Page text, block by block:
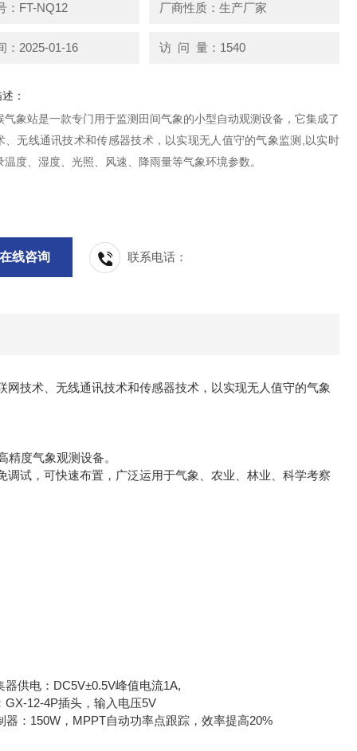
：FT-NQ12 厂商性质：生产厂家
：2025-01-16 访 问 量：1540
：
气象站是一款专门用于监测田间气象的小型自动观测设备，它集成了
、无线通讯技术和传感器技术，以实现无人值守的气象监测,以实时
温度、湿度、光照、风速、降雨量等气象环境参数。
在线咨询 联系电话：
技术、无线通讯技术和传感器技术，以实现无人值守的气象
度气象观测设备。
试，可快速布置，广泛运用于气象、农业、林业、科学考察
供电：DC5V±0.5V峰值电流1A,
12-4P插头，输入电压5V
：150W，MPPT自动功率点跟踪，效率提高20%